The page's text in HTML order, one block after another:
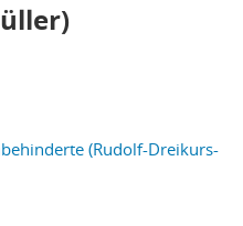
(Rudolf-Dreikurs-